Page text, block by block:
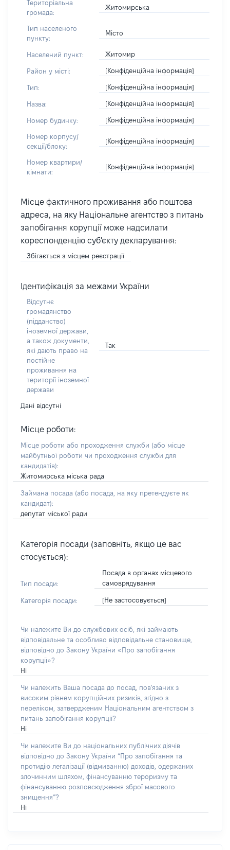
Територіальна
громада:
Житомирська
Тип населеного
пункту:
Місто
Населений пункт: Житомир
Район у місті: [Конфіденційна інформація]
Тип: [Конфіденційна інформація]
Назва: [Конфіденційна інформація]
Номер будинку: [Конфіденційна інформація]
Номер корпусу/
секції/блоку:
[Конфіденційна інформація]
Номер квартири/
кімнати:
[Конфіденційна інформація]
Місце фактичного проживання або поштова
адреса, на яку Національне агентство з питань
запобігання корупції може надсилати
кореспонденцію суб'єкту декларування:
Збігається з місцем реєстрації
Ідентифікація за межами України
Відсутнє
громадянство
(підданство)
іноземної держави,
а також документи,
які дають право на
постійне
проживання на
території іноземної
держави
Так
Дані відсутні
Місце роботи:
Місце роботи або проходження служби (або місце
майбутньої роботи чи проходження служби для
кандидатів):
Житомирська міська рада
Займана посада (або посада, на яку претендуєте як
кандидат):
депутат міської ради
Категорія посади (заповніть, якщо це вас
стосується):
Тип посади:
Посада в органах місцевого
самоврядування
Категорія посади: [Не застосовується]
Чи належите Ви до службових осіб, які займають
відповідальне та особливо відповідальне становище,
відповідно до Закону України «Про запобігання
корупції»?
Ні
Чи належить Ваша посада до посад, пов'язаних з
високим рівнем корупційних ризиків, згідно з
переліком, затвердженим Національним агентством з
питань запобігання корупції?
Ні
Чи належите Ви до національних публічних діячів
відповідно до Закону України “Про запобігання та
протидію легалізації (відмиванню) доходів, одержаних
злочинним шляхом, фінансуванню тероризму та
фінансуванню розповсюдження зброї масового
знищення”?
Ні